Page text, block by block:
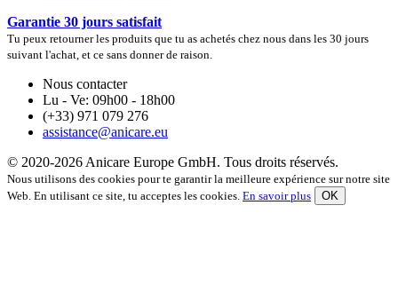
Garantie 30 jours satisfait
Tu peux retourner les produits que tu as achetés chez nous dans les 30 jours
suivant l'achat, et ce sans donner de raison.
Nous contacter
Lu - Ve: 09h00 - 18h00
(+33) 971 079 276
assistance@anicare.eu
© 2020-2026 Anicare Europe GmbH. Tous droits réservés.
Nous utilisons des cookies pour te garantir la meilleure expérience sur notre site
Web. En utilisant ce site, tu acceptes les cookies. En savoir plus OK